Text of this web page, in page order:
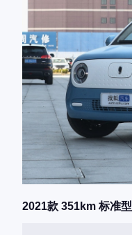
2021款 351km 标准型